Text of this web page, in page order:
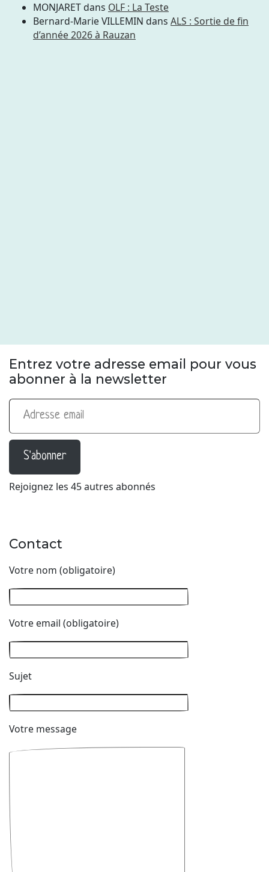
MONJARETdans OLF : La Teste
Bernard-Marie VILLEMIN dans ALS : Sortie de fin
d’année 2026 à Rauzan
Entrez votre adresse email pour vous
abonner à la newsletter
Adresse email
S'abonner
Rejoignez les 45 autres abonnés
Contact
Votre nom (obligatoire)
Votre email (obligatoire)
Sujet
Votre message